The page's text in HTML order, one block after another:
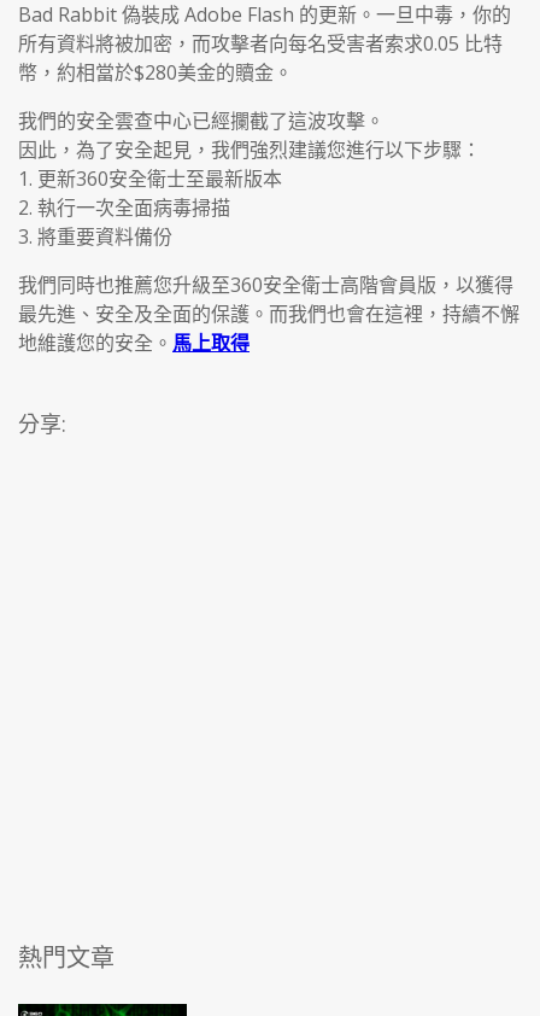
Bad Rabbit 偽裝成 Adobe Flash 的更新。一旦中毒，你的
所有資料將被加密，而攻擊者向每名受害者索求0.05 比特
幣，約相當於$280美金的贖金。
我們的安全雲查中心已經攔截了這波攻擊。
因此，為了安全起見，我們強烈建議您進行以下步驟：
1. 更新360安全衛士至最新版本
2. 執行一次全面病毒掃描
3. 將重要資料備份
我們同時也推薦您升級至360安全衛士高階會員版，以獲得
最先進、安全及全面的保護。而我們也會在這裡，持續不懈
地維護您的安全。 馬上取得
分享:
熱門文章